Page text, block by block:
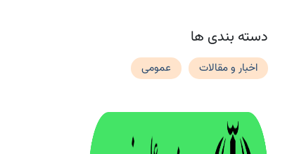
دسته بندی ها
اخبار و مقالات عمومی